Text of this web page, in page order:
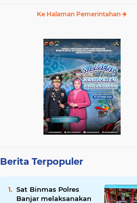
Ke Halaman Pemerintahan
Berita Terpopuler
Sat Binmas Polres
Banjar melaksanakan